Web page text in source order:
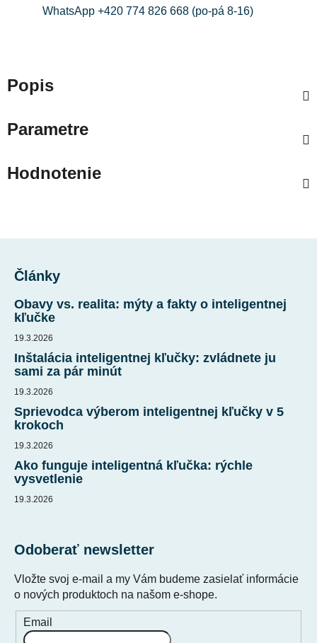
WhatsApp +420 774 826 668 (po-pá 8-16)
Popis
Parametre
Hodnotenie
Články
Obavy vs. realita: mýty a fakty o inteligentnej
kľučke
19.3.2026
Inštalácia inteligentnej kľučky: zvládnete ju
sami za pár minút
19.3.2026
Sprievodca výberom inteligentnej kľučky v 5
krokoch
19.3.2026
Ako funguje inteligentná kľučka: rýchle
vysvetlenie
19.3.2026
Odoberať newsletter
Vložte svoj e-mail a my Vám budeme zasielať informácie
o nových produktoch na našom e-shope.
Email